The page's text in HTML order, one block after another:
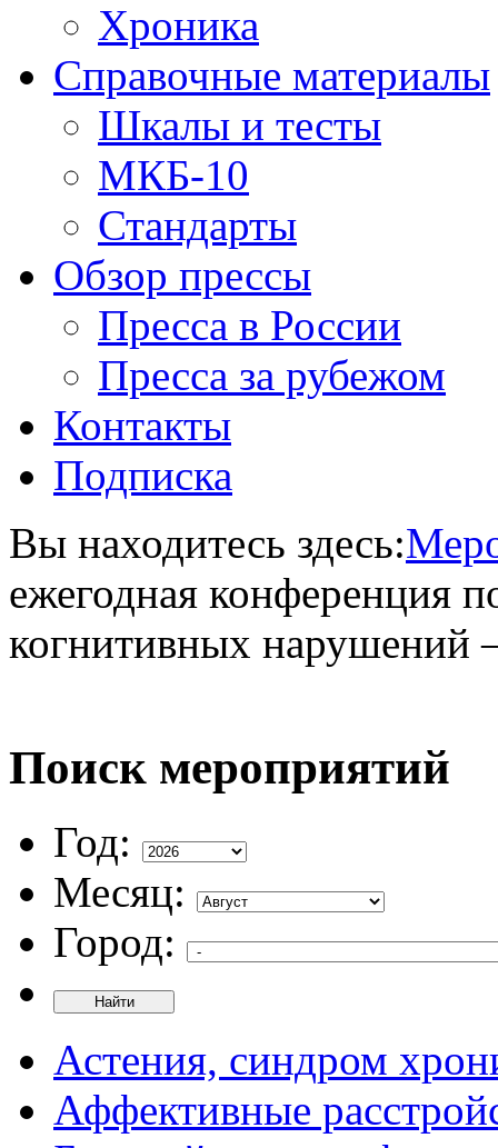
Хроника
Справочные материалы
Шкалы и тесты
МКБ-10
Стандарты
Обзор прессы
Пресса в России
Пресса за рубежом
Контакты
Подписка
Вы находитесь здесь:
ежегодная конференция
когнитивных
Поиск мероприятий
Год:
Месяц:
Город:
Найти
Астения, синдром
Аффективные